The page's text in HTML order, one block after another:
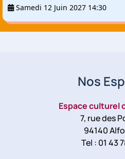
Samedi 12 Juin 2027 14:30
Nos
Espace culturel
7, rue des
94140
Tel : 01 43